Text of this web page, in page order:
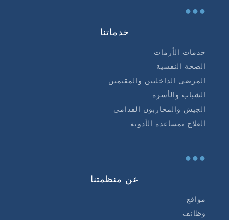
...
خدماتنا
خدمات الأزمات
الصحة النفسية
المرضى الداخليين والمقيمين
الشباب والأسرة
الجيش والمحاربون القدامى
العلاج بمساعدة الأدوية
...
عن منظمتنا
مواقع
وظائف